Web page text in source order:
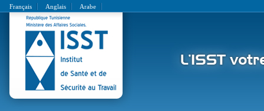
Français Anglais Arabe